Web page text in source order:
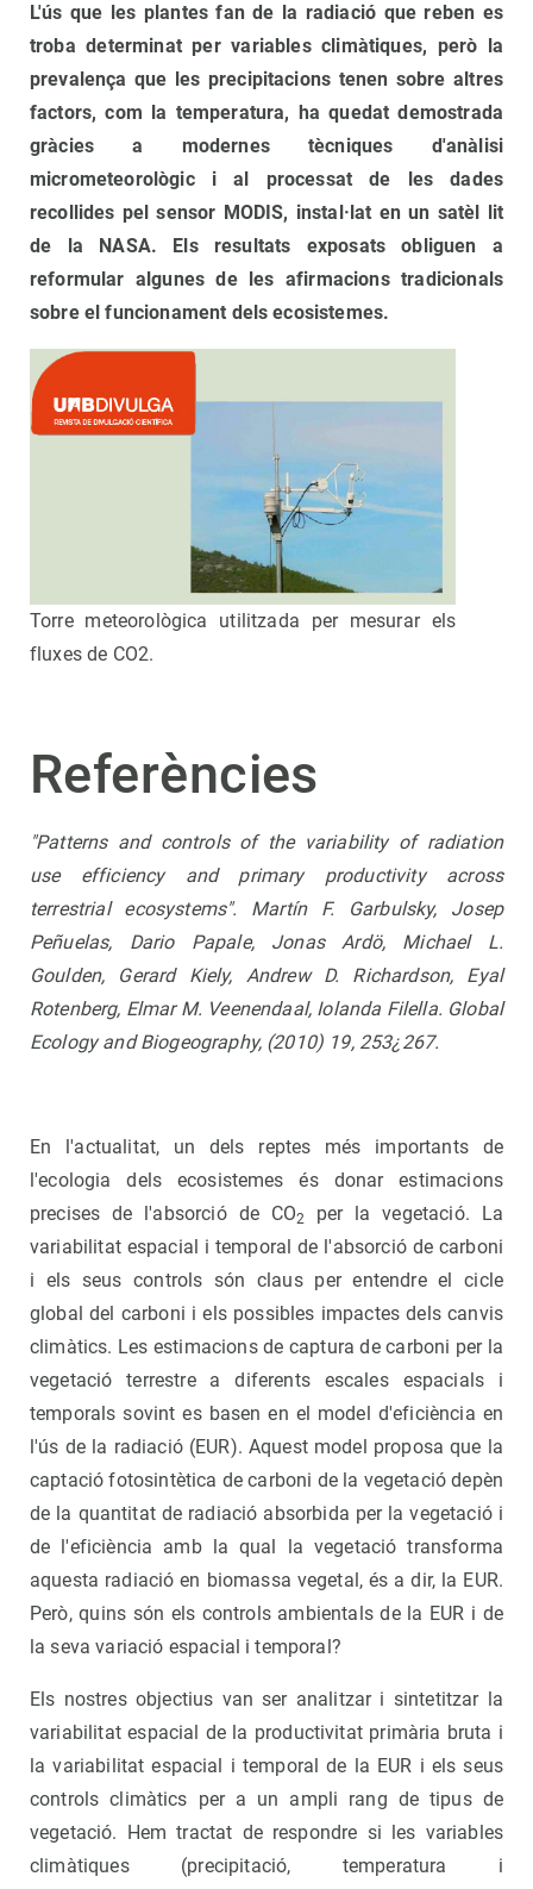
L'ús que les plantes fan de la radiació que reben es
troba determinat per variables climàtiques, però la
prevalença que les precipitacions tenen sobre altres
factors, com la temperatura, ha quedat demostrada
gràcies a modernes tècniques d'anàlisi
micrometeorològic i al processat de les dades
recollides pel sensor MODIS, instal·lat en un satèl lit
de la NASA. Els resultats exposats obliguen a
reformular algunes de les afirmacions tradicionals
sobre el funcionament dels ecosistemes.
Torre meteorològica utilitzada per mesurar els
fluxes de CO2.
Referències
"Patterns and controls of the variability of radiation
use efficiency and primary productivity across
terrestrial ecosystems". Martín F. Garbulsky, Josep
Peñuelas, Dario Papale, Jonas Ardö, Michael L.
Goulden, Gerard Kiely, Andrew D. Richardson, Eyal
Rotenberg, Elmar M. Veenendaal, Iolanda Filella. Global
Ecology and Biogeography, (2010) 19, 253¿267.
En l'actualitat, un dels reptes més importants de
l'ecologia dels ecosistemes és donar estimacions
precises de l'absorció de CO2
per la vegetació. La
variabilitat espacial i temporal de l'absorció de carboni
i els seus controls són claus per entendre el cicle
global del carboni i els possibles impactes dels canvis
climàtics. Les estimacions de captura de carboni per la
vegetació terrestre a diferents escales espacials i
temporals sovint es basen en el model d'eficiència en
l'ús de la radiació (EUR). Aquest model proposa que la
captació fotosintètica de carboni de la vegetació depèn
de la quantitat de radiació absorbida per la vegetació i
de l'eficiència amb la qual la vegetació transforma
aquesta radiació en biomassa vegetal, és a dir, la EUR.
Però, quins són els controls ambientals de la EUR i de
la seva variació espacial i temporal?
Els nostres objectius van ser analitzar i sintetitzar la
variabilitat espacial de la productivitat primària bruta i
la variabilitat espacial i temporal de la EUR i els seus
controls climàtics per a un ampli rang de tipus de
vegetació. Hem tractat de respondre si les variables
climàtiques (precipitació, temperatura i